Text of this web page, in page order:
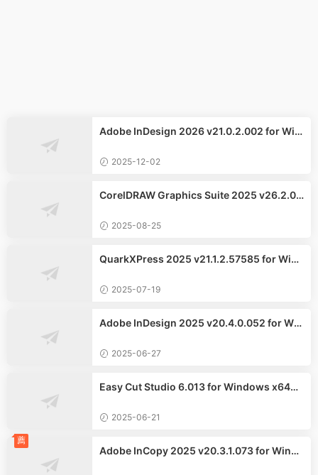
Adobe InDesign 2026 v21.0.2.002 for Win
2025-12-02
CorelDRAW Graphics Suite 2025 v26.2.0.
2025-08-25
QuarkXPress 2025 v21.1.2.57585 for Wind
2025-07-19
Adobe InDesign 2025 v20.4.0.052 for Win
2025-06-27
Easy Cut Studio 6.013 for Windows x64中
2025-06-21
Adobe InCopy 2025 v20.3.1.073 for Windo
薦